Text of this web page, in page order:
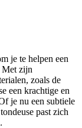
je te helpen een
Met zijn
zoals de
een krachtige en
je nu een subtiele
past zich